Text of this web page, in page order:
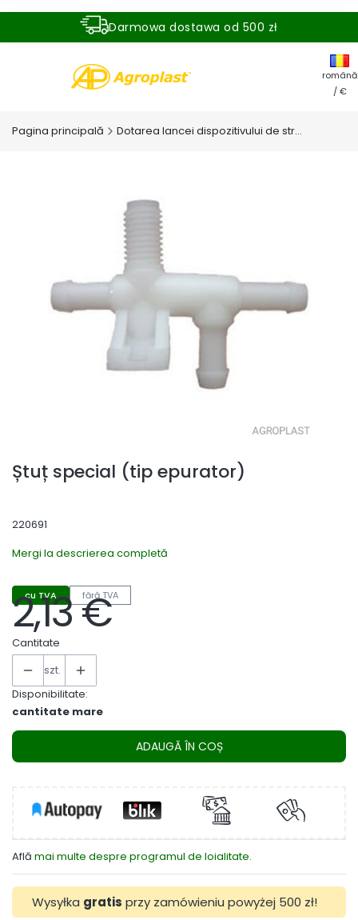
Darmowa dostawa od 500 zł
română
/ €
Pagina principală Dotarea lancei dispozitivului de stropire
Ștuț special (tip epurator)
220691
Mergi la descrierea completă
cu TVA fără TVA
Preț
2,13 €
Cantitate
szt.
Disponibilitate:
cantitate mare
ADAUGĂ ÎN COȘ
Află mai multe despre programul de loialitate.
Wysyłka gratis przy zamówieniu powyżej 500 zł!